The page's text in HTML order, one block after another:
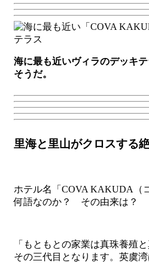
海に最も近いヴィラのデッキ
そうだ。
里海と里山がクロスする
ホテル名「COVA KAKUDA（
何語なのか？ その由来は？
「もともとの家業は真珠養殖
その三代目となります。英虞